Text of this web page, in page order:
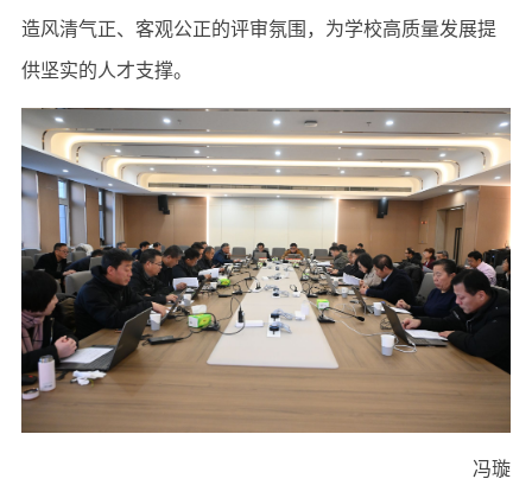
造风清气正、客观公正的评审氛围，为学校高质量发展提
供坚实的人才支撑。
冯璇